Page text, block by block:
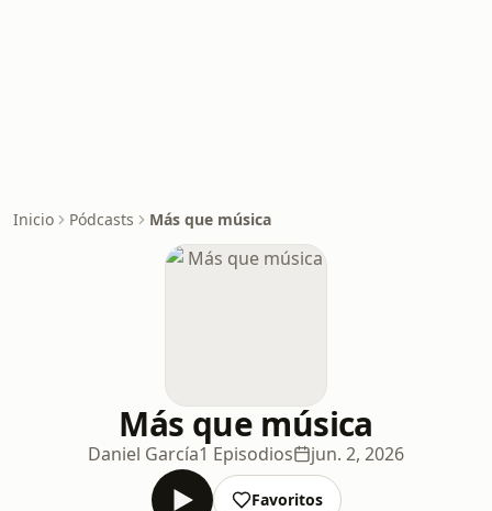
Inicio Pódcasts Más que música
Más que música
Daniel García1 Episodios jun. 2, 2026
Favoritos